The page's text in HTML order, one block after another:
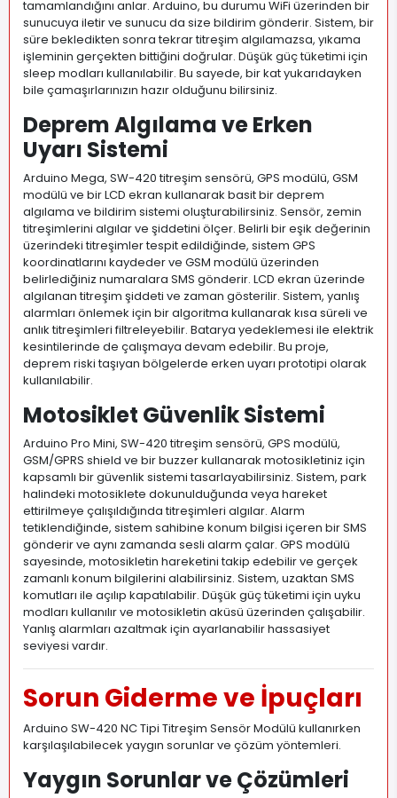
tamamlandığını anlar. Arduino, bu durumu WiFi üzerinden bir
sunucuya iletir ve sunucu da size bildirim gönderir. Sistem, bir
süre bekledikten sonra tekrar titreşim algılamazsa, yıkama
işleminin gerçekten bittiğini doğrular. Düşük güç tüketimi için
sleep modları kullanılabilir. Bu sayede, bir kat yukarıdayken
bile çamaşırlarınızın hazır olduğunu bilirsiniz.
Deprem Algılama ve Erken
Uyarı Sistemi
Arduino Mega, SW-420 titreşim sensörü, GPS modülü, GSM
modülü ve bir LCD ekran kullanarak basit bir deprem
algılama ve bildirim sistemi oluşturabilirsiniz. Sensör, zemin
titreşimlerini algılar ve şiddetini ölçer. Belirli bir eşik değerinin
üzerindeki titreşimler tespit edildiğinde, sistem GPS
koordinatlarını kaydeder ve GSM modülü üzerinden
belirlediğiniz numaralara SMS gönderir. LCD ekran üzerinde
algılanan titreşim şiddeti ve zaman gösterilir. Sistem, yanlış
alarmları önlemek için bir algoritma kullanarak kısa süreli ve
anlık titreşimleri filtreleyebilir. Batarya yedeklemesi ile elektrik
kesintilerinde de çalışmaya devam edebilir. Bu proje,
deprem riski taşıyan bölgelerde erken uyarı prototipi olarak
kullanılabilir.
Motosiklet Güvenlik Sistemi
Arduino Pro Mini, SW-420 titreşim sensörü, GPS modülü,
GSM/GPRS shield ve bir buzzer kullanarak motosikletiniz için
kapsamlı bir güvenlik sistemi tasarlayabilirsiniz. Sistem, park
halindeki motosiklete dokunulduğunda veya hareket
ettirilmeye çalışıldığında titreşimleri algılar. Alarm
tetiklendiğinde, sistem sahibine konum bilgisi içeren bir SMS
gönderir ve aynı zamanda sesli alarm çalar. GPS modülü
sayesinde, motosikletin hareketini takip edebilir ve gerçek
zamanlı konum bilgilerini alabilirsiniz. Sistem, uzaktan SMS
komutları ile açılıp kapatılabilir. Düşük güç tüketimi için uyku
modları kullanılır ve motosikletin aküsü üzerinden çalışabilir.
Yanlış alarmları azaltmak için ayarlanabilir hassasiyet
seviyesi vardır.
Sorun Giderme ve İpuçları
Arduino SW-420 NC Tipi Titreşim Sensör Modülü kullanırken
karşılaşılabilecek yaygın sorunlar ve çözüm yöntemleri.
Yaygın Sorunlar ve Çözümleri